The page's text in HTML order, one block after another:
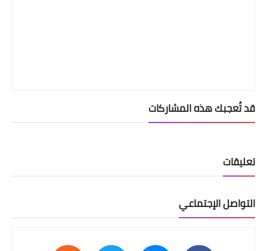
قد تُعجبك هذه المشاركات
تعليقات
التواصل الإجتماعي